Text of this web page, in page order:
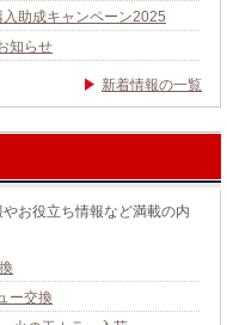
助成キャンペーン2025
知らせ
新着情報の一覧
お役立ち情報など満載の内
ー交換